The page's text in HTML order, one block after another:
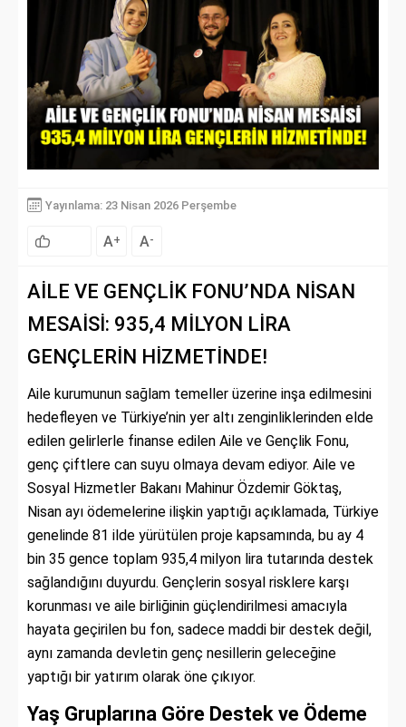
Yayınlama: 23 Nisan 2026 Perşembe
A+ A-
AİLE VE GENÇLİK FONU’NDA NİSAN
MESAİSİ: 935,4 MİLYON LİRA
GENÇLERİN HİZMETİNDE!
Aile kurumunun sağlam temeller üzerine inşa edilmesini
hedefleyen ve Türkiye’nin yer altı zenginliklerinden elde
edilen gelirlerle finanse edilen Aile ve Gençlik Fonu,
genç çiftlere can suyu olmaya devam ediyor. Aile ve
Sosyal Hizmetler Bakanı Mahinur Özdemir Göktaş,
Nisan ayı ödemelerine ilişkin yaptığı açıklamada, Türkiye
genelinde 81 ilde yürütülen proje kapsamında, bu ay 4
bin 35 gence toplam 935,4 milyon lira tutarında destek
sağlandığını duyurdu. Gençlerin sosyal risklere karşı
korunması ve aile birliğinin güçlendirilmesi amacıyla
hayata geçirilen bu fon, sadece maddi bir destek değil,
aynı zamanda devletin genç nesillerin geleceğine
yaptığı bir yatırım olarak öne çıkıyor.
Yaş Gruplarına Göre Destek ve Ödeme